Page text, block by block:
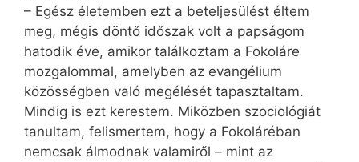
– Egész életemben ezt a beteljesülést éltem
meg, mégis döntő időszak volt a papságom
hatodik éve, amikor találkoztam a Fokoláre
mozgalommal, amelyben az evangélium
közösségben való megélését tapasztaltam.
Mindig is ezt kerestem. Miközben szociológiát
tanultam, felismertem, hogy a Fokoláréban
nemcsak álmodnak valamiről – mint az